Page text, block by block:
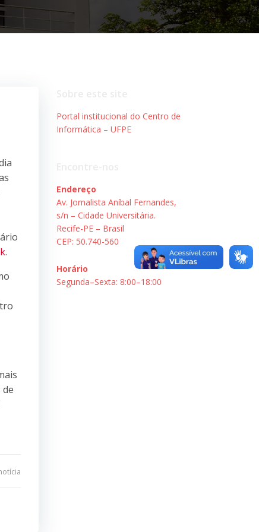
.
Portal institucional do Centro de
Informática – UFPE
Endereço
Av. Jornalista Aníbal Fernandes,
s/n – Cidade Universitária.
Recife-PE – Brasil
CEP: 50.740-560
Horário
Segunda–Sexta: 8:00–18:00